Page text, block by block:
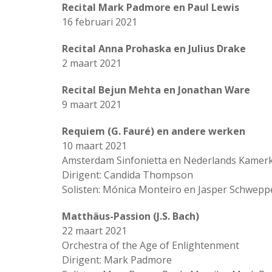
Recital Mark Padmore en Paul Lewis
16 februari 2021
Recital Anna Prohaska en Julius Drake
2 maart 2021
Recital Bejun Mehta en Jonathan Ware
9 maart 2021
Requiem (G. Fauré) en andere werken
10 maart 2021
Amsterdam Sinfonietta en Nederlands
Dirigent: Candida Thompson
Solisten: Mónica Monteiro en Jasper
Matthäus-Passion (J.S. Bach)
22 maart 2021
Orchestra of the Age of Enlightenment
Dirigent: Mark Padmore